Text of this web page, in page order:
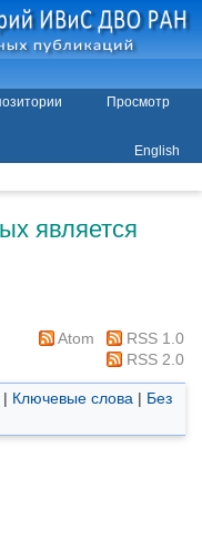
Просмотр
English
является
Atom
RSS 1.0
RSS 2.0
| Ключевые слова | Без